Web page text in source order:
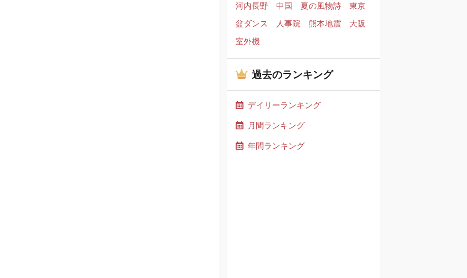
河内長野
中国 夏の風物詩
東京
盆ダンス
人事院 熊本地震
大阪
室外機
過去のランキング
デイリーランキング
月間ランキング
年間ランキング